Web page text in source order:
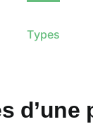
Types
d’une